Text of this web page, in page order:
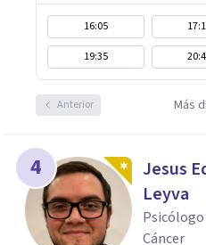
16:05
19:35
Anterior Más
4
Jesus
Leyva
Cáncer